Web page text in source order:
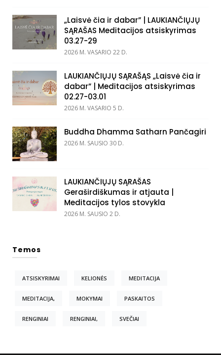
„Laisvė čia ir dabar” | LAUKIANČIŲJŲ
SĄRAŠAS Meditacijos atsiskyrimas
03.27-29
2026 M. VASARIO 22 D.
LAUKIANČIŲJŲ SĄRAŠĄS „Laisvė čia ir
dabar” | Meditacijos atsiskyrimas
02.27-03.01
2026 M. VASARIO 5 D.
Buddha Dhamma Satharn Pančagiri
2026 M. SAUSIO 30 D.
LAUKIANČIŲJŲ SĄRAŠAS
Geraširdiškumas ir atjauta |
Meditacijos tylos stovykla
2026 M. SAUSIO 2 D.
Temos
ATSISKYRIMAI KELIONĖS MEDITACIJA
MEDITACIJA, MOKYMAI PASKAITOS
RENGINIAI RENGINIAI, SVEČIAI